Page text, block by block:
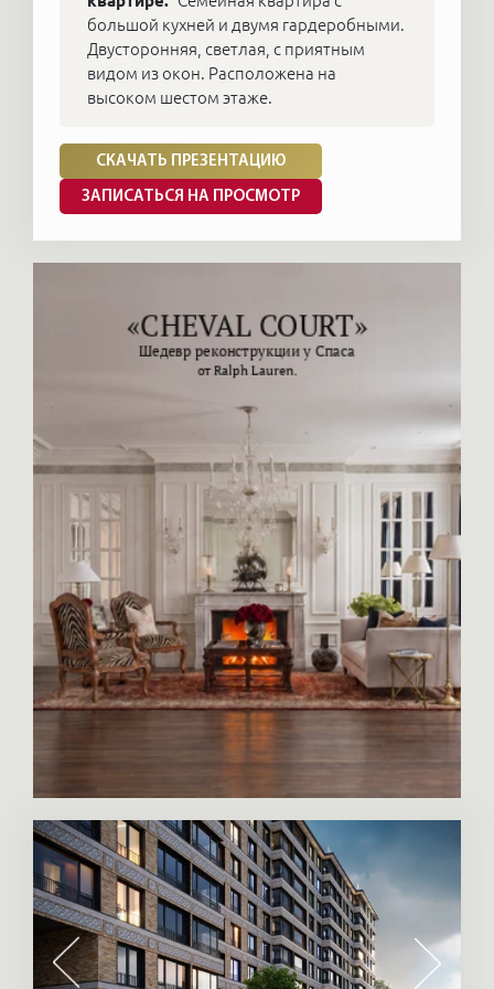
Для своего времени они были событием и
остаются знаковыми проектами в невероятно
статусных местах.
На смену им пришли элитные ЖК в центре
уже совсем другого уровня: «Hovard Palace» и
«Art Veiw House». Продажа квартир в этих
Квартира в историческом центре Санкт-
Петербурга — это прекрасное приобретение,
владельца. Купить квартиру в Центральном
районе Санкт Петербурга — значит не только
ощутить атмосферу города с богатой
историей, но и оказаться в социальной среде
успешных и состоятельных людей.
Дома здесь и весь Центральный район в
целом — своего рода
достопримечательности, так как многие из
них — памятники истории, где каждая
ступенька свидетельница ярких событий
императорской столицы.
именно в Центральном районе происходили
эпохальные события Российской истории. Вот
на этой площади около памятника Петру I
построился в боевом каре полк декабристов.
В 12 дом на Мойке рядом с Конюшенной
большой кухней и двумя гардеробными.
Двусторонняя, светлая, с приятным
видом из окон. Расположена на
высоком шестом этаже.
СКАЧАТЬ ПРЕЗЕНТАЦИЮ
ЗАПИСАТЬСЯ НА ПРОСМОТР